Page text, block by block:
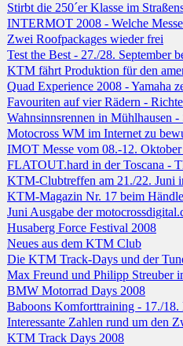
Stirbt die 250´er Klasse im
INTERMOT 2008 - Welche Messe
Zwei Roofpackages wieder frei
Test the Best - 27./28. September
KTM fährt Produktion für den
Quad Experience 2008 - Yamaha
Favouriten auf vier Rädern -
Wahnsinnsrennen in Mühlhausen
Motocross WM im Internet zu
IMOT Messe vom 08.-12.
FLATOUT.hard in der Toscana -
KTM-Clubtreffen am 21./22. Juni
KTM-Magazin Nr. 17 beim
Juni Ausgabe der
Husaberg Force Festival 2008
Neues aus dem KTM Club
Die KTM Track-Days und der
Max Freund und Philipp Streuber
BMW Motorrad Days 2008
Baboons Komforttraining - 17./18.
Interessante Zahlen rund um den
KTM Track Days 2008